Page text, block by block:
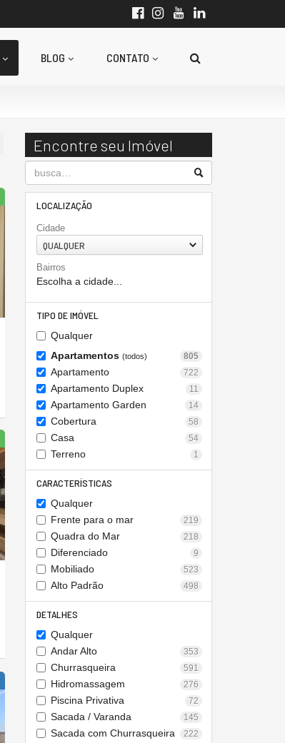
BLOG CONTATO
Encontre seu Imóvel
LOCALIZAÇÃO
Cidade
QUALQUER
Bairros
Escolha a cidade...
TIPO DE IMÓVEL
Qualquer
Apartamentos (todos) 805
Apartamento 722
Apartamento Duplex 11
Apartamento Garden 14
Cobertura 58
Casa 54
Terreno 1
CARACTERÍSTICAS
Qualquer
Frente para o mar
219
Quadra do Mar 218
Diferenciado 9
Mobiliado 523
Alto Padrão 498
DETALHES
Qualquer
Andar Alto
353
Churrasqueira 591
Hidromassagem 276
Piscina Privativa 72
Sacada / Varanda 145
Sacada com Churrasqueira 222